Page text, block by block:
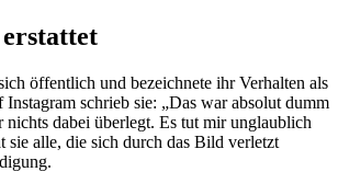
öffentlich und bezeichnete ihr Verhalten als
Instagram schrieb sie: „Das war absolut dumm
dabei überlegt. Es tut mir unglaublich
sie alle, die sich durch das Bild verletzt